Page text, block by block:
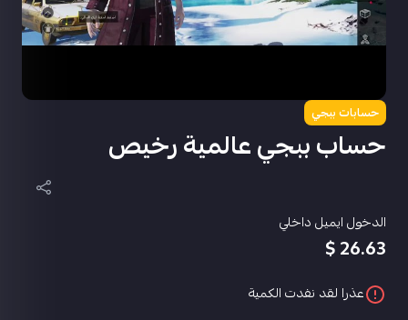
حسابات ببجي
حساب ببجي عالمية رخيص
الدخول ايميل داخلي
26.63 $
عذرا لقد نفدت الكمية